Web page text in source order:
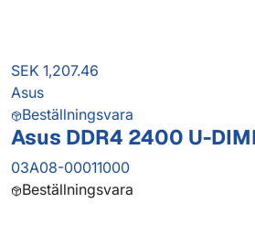
SEK 1,207.46
Asus
Beställningsvara
Asus DDR4 2400 U-
03A08-00011000
Beställningsvara